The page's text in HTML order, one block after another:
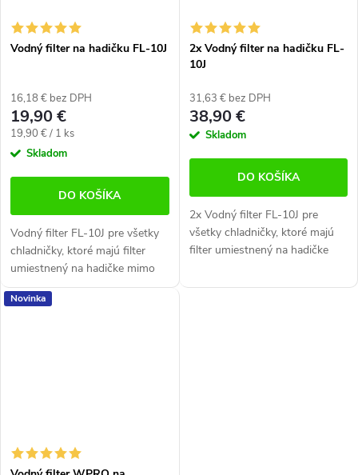
Vodný filter na hadičku FL-10J
16,18 € bez DPH
19,90 €
Jednotková
cena:
19,90 € / 1 ks
Skladom
DO KOŠÍKA
Vodný filter FL-10J pre všetky
chladničky, ktoré majú filter
umiestnený na hadičke mimo
chladničku. Plnohodnotná
náhrada originálnych filtrov.
2x Vodný filter na hadičku FL-
10J
31,63 € bez DPH
38,90 €
Skladom
DO KOŠÍKA
2x Vodný filter FL-10J pre
všetky chladničky, ktoré majú
filter umiestnený na hadičke
Plnohodnotná náhrada
Novinka